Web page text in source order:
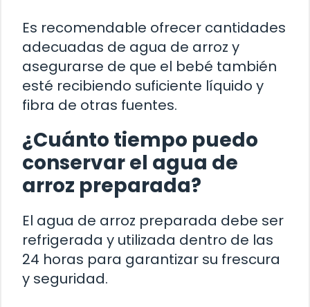
Es recomendable ofrecer cantidades
adecuadas de agua de arroz y
asegurarse de que el bebé también
esté recibiendo suficiente líquido y
fibra de otras fuentes.
¿Cuánto tiempo puedo
conservar el agua de
arroz preparada?
El agua de arroz preparada debe ser
refrigerada y utilizada dentro de las
24 horas para garantizar su frescura
y seguridad.